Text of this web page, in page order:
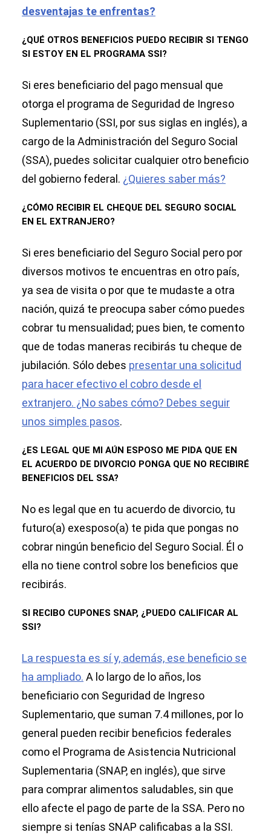
desventajas te enfrentas?
¿QUÉ OTROS BENEFICIOS PUEDO RECIBIR SI TENGO
SI ESTOY EN EL PROGRAMA SSI?
Si eres beneficiario del pago mensual que
otorga el programa de Seguridad de Ingreso
Suplementario (SSI, por sus siglas en inglés), a
cargo de la Administración del Seguro Social
(SSA), puedes solicitar cualquier otro beneficio
del gobierno federal. ¿Quieres saber más?
¿CÓMO RECIBIR EL CHEQUE DEL SEGURO SOCIAL
EN EL EXTRANJERO?
Si eres beneficiario del Seguro Social pero por
diversos motivos te encuentras en otro país,
ya sea de visita o por que te mudaste a otra
nación, quizá te preocupa saber cómo puedes
cobrar tu mensualidad; pues bien, te comento
que de todas maneras recibirás tu cheque de
jubilación. Sólo debes presentar una solicitud
para hacer efectivo el cobro desde el
extranjero. ¿No sabes cómo? Debes seguir
unos simples pasos.
¿ES LEGAL QUE MI AÚN ESPOSO ME PIDA QUE EN
EL ACUERDO DE DIVORCIO PONGA QUE NO RECIBIRÉ
BENEFICIOS DEL SSA?
No es legal que en tu acuerdo de divorcio, tu
futuro(a) exesposo(a) te pida que pongas no
cobrar ningún beneficio del Seguro Social. Él o
ella no tiene control sobre los beneficios que
recibirás.
SI RECIBO CUPONES SNAP, ¿PUEDO CALIFICAR AL
SSI?
La respuesta es sí y, además, ese beneficio se
ha ampliado. A lo largo de lo años, los
beneficiario con Seguridad de Ingreso
Suplementario, que suman 7.4 millones, por lo
general pueden recibir beneficios federales
como el Programa de Asistencia Nutricional
Suplementaria (SNAP, en inglés), que sirve
para comprar alimentos saludables, sin que
ello afecte el pago de parte de la SSA. Pero no
siempre si tenías SNAP calificabas a la SSI.